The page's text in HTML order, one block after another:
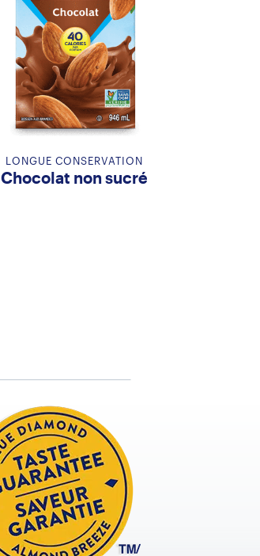
LONGUE CONSERVATION
Chocolat non sucré